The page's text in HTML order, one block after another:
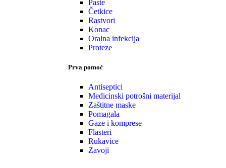
Paste
Četkice
Rastvori
Konac
Oralna infekcija
Proteze
Prva pomoć
Antiseptici
Medicinski potrošni materijal
Zaštitne maske
Pomagala
Gaze i komprese
Flasteri
Rukavice
Zavoji